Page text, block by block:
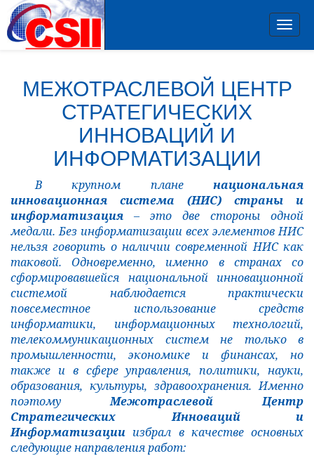
МЕЖОТРАСЛЕВОЙ ЦЕНТР
СТРАТЕГИЧЕСКИХ
ИННОВАЦИЙ И
ИНФОРМАТИЗАЦИИ
В крупном плане национальная
инновационная система (НИС) страны и
информатизация – это две стороны одной
медали. Без информатизации всех элементов НИС
нельзя говорить о наличии современной НИС как
таковой. Одновременно, именно в странах со
сформировавшейся национальной инновационной
системой наблюдается практически
повсеместное использование средств
информатики, информационных технологий,
телекоммуникационных систем не только в
промышленности, экономике и финансах, но
также и в сфере управления, политики, науки,
образования, культуры, здравоохранения. Именно
поэтомуМежотраслевой Центр
Стратегических Инноваций и
Информатизации избрал в качестве основных
следующие направления работ: